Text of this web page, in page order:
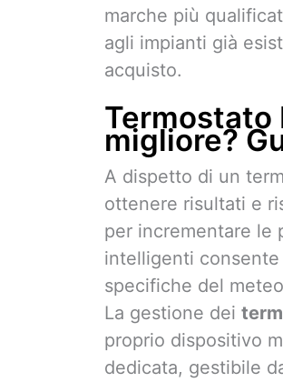
marche più
agli impianti già
acquisto.
Termostato
migliore?
A dispetto di un
ottenere risultati e
per incrementare le
intelligenti
specifiche del
La gestione dei
proprio dispositivo
dedicata, gestibile